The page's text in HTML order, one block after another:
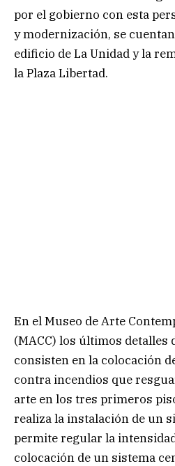
por el gobierno con esta
y modernización, se
edificio de La Unidad y la
la Plaza Libertad.
En el Museo de Arte
(MACC) los últimos detalles
consisten en la colocación
contra incendios que
arte en los tres primeros
realiza la instalación de un
permite regular la
colocación de un sistema